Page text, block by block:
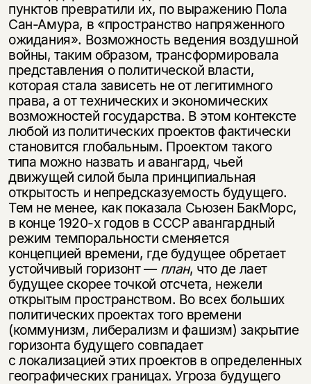
пунктов превратили их, по выражению Пола
Сан-Амура, в «пространство напряженного
ожидания». Возможность ведения воздушной
войны, таким образом, трансформировала
представления о политической власти,
которая стала зависеть не от легитимного
права, а от технических и экономических
возможностей государства. В этом контексте
любой из политических проектов фактически
становится глобальным. Проектом такого
типа можно назвать и авангард, чьей
движущей силой была принципиальная
открытость и непредсказуемость будущего.
Тем не менее, как показала Сьюзен БакМорс,
в конце1920-хгодов в СССР авангардный
режим темпоральности сменяется
концепцией времени, где будущее обретает
устойчивый горизонт — план, что де лает
будущее скорее точкой отсчета, нежели
открытым пространством. Во всех больших
политических проектах того времени
(коммунизм, либерализм и фашизм) закрытие
горизонта будущего совпадает
с локализацией этих проектов в определенных
географических границах. Угроза будущего